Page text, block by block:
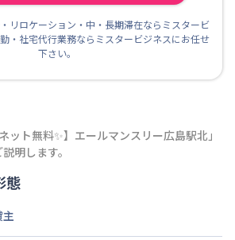
リロケーション・中・長期滞在ならミスタービ
・社宅代行業務ならミスタービジネスにお任せ
下さい。
ット無料✨】エールマンスリー広島駅北 」
明します。
態